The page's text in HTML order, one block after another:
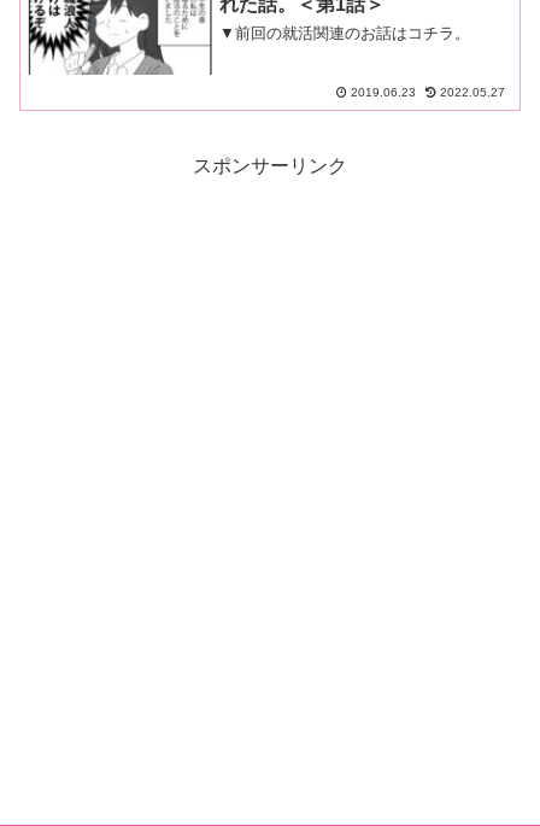
▼前回の就活関連のお話はコチラ。
2019.06.23 2022.05.27
スポンサーリンク